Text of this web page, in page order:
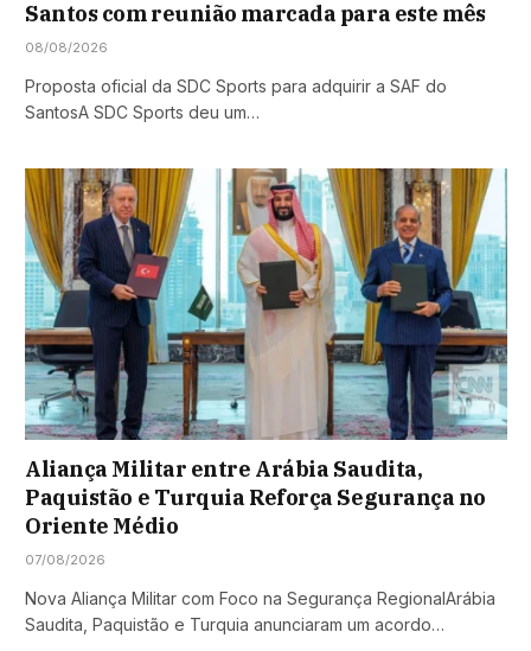
Santos com reunião marcada para este mês
08/08/2026
Proposta oficial da SDC Sports para adquirir a SAF do
SantosA SDC Sports deu um…
Aliança Militar entre Arábia Saudita,
Paquistão e Turquia Reforça Segurança no
Oriente Médio
07/08/2026
Nova Aliança Militar com Foco na Segurança RegionalArábia
Saudita, Paquistão e Turquia anunciaram um acordo…